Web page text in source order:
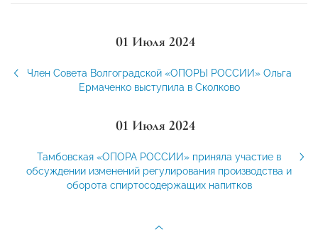
01 Июля 2024
Член Совета Волгоградской «ОПОРЫ РОССИИ» Ольга
Ермаченко выступила в Сколково
01 Июля 2024
Тамбовская «ОПОРА РОССИИ» приняла участие в
обсуждении изменений регулирования производства и
оборота спиртосодержащих напитков